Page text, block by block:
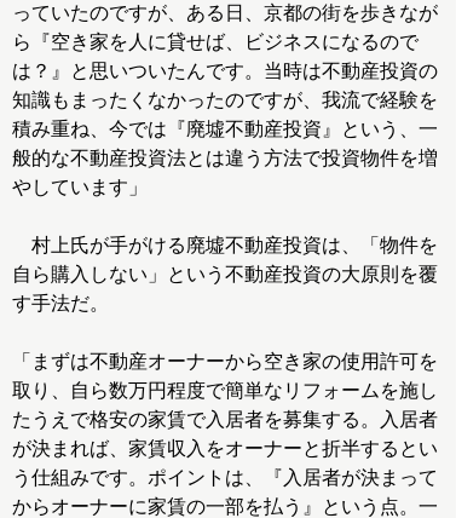
っていたのですが、ある日、京都の街を歩きなが
ら『空き家を人に貸せば、ビジネスになるので
は？』と思いついたんです。当時は不動産投資の
知識もまったくなかったのですが、我流で経験を
積み重ね、今では『廃墟不動産投資』という、一
般的な不動産投資法とは違う方法で投資物件を増
やしています」
村上氏が手がける廃墟不動産投資は、「物件を
自ら購入しない」という不動産投資の大原則を覆
す手法だ。
「まずは不動産オーナーから空き家の使用許可を
取り、自ら数万円程度で簡単なリフォームを施し
たうえで格安の家賃で入居者を募集する。入居者
が決まれば、家賃収入をオーナーと折半するとい
う仕組みです。ポイントは、『入居者が決まって
からオーナーに家賃の一部を払う』という点。一